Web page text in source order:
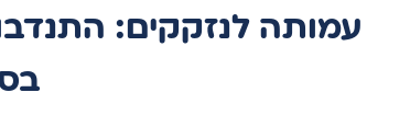
עמותה לנזקקים: